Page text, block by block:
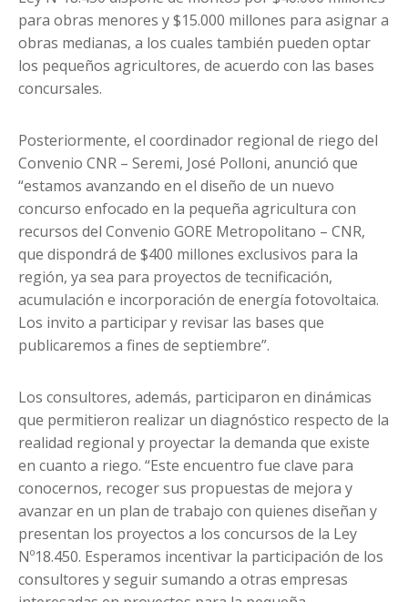
para obras menores y $15.000 millones para asignar a
obras medianas, a los cuales también pueden optar
los pequeños agricultores, de acuerdo con las bases
concursales.
Posteriormente, el coordinador regional de riego del
Convenio CNR – Seremi, José Polloni, anunció que
“estamos avanzando en el diseño de un nuevo
concurso enfocado en la pequeña agricultura con
recursos del Convenio GORE Metropolitano – CNR,
que dispondrá de $400 millones exclusivos para la
región, ya sea para proyectos de tecnificación,
acumulación e incorporación de energía fotovoltaica.
Los invito a participar y revisar las bases que
publicaremos a fines de septiembre”.
Los consultores, además, participaron en dinámicas
que permitieron realizar un diagnóstico respecto de la
realidad regional y proyectar la demanda que existe
en cuanto a riego. “Este encuentro fue clave para
conocernos, recoger sus propuestas de mejora y
avanzar en un plan de trabajo con quienes diseñan y
presentan los proyectos a los concursos de la Ley
Nº18.450. Esperamos incentivar la participación de los
consultores y seguir sumando a otras empresas